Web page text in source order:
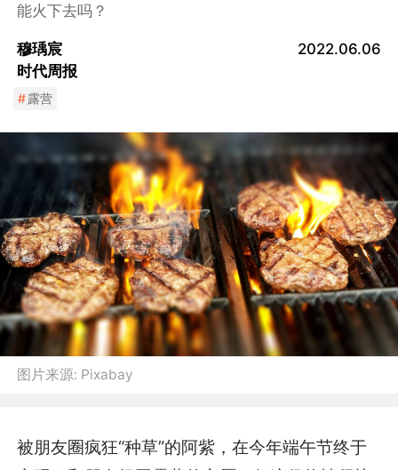
能火下去吗？
穆瑀宸
时代周报
2022.06.06
#露营
图片来源: Pixabay
被朋友圈疯狂“种草”的阿紫，在今年端午节终于